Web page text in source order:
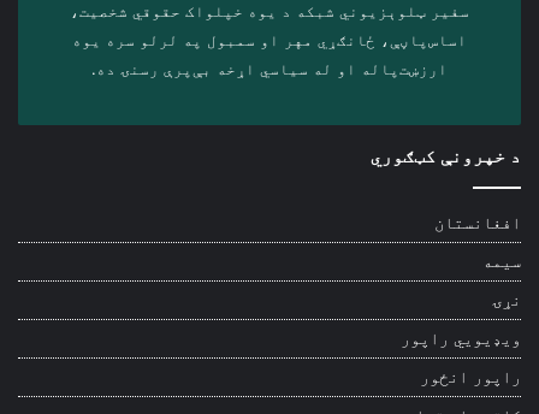
سفیر ټلوېزیوني شبکه د‎ یوه خپلواک حقوقي شخصیت،
اساس‌پاڼې، ځانګړي مهر او سمبول په لرلو سره ‎یوه
ارزښت‌پاله او ‎له سیاسي اړخه بې‌پرې رسنۍ ده.
د خپرونې کټګوري
افغانستان
سیمه
نړۍ
ویډیويي راپور
راپور انځور